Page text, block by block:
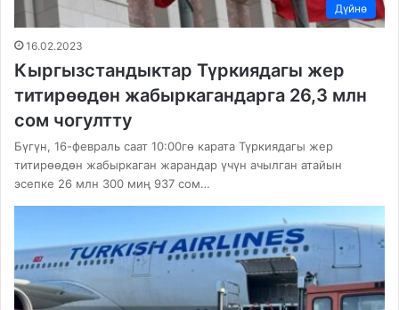
Дүйнө
16.02.2023
Кыргызстандыктар Түркиядагы жер
титирөөдөн жабыркагандарга 26,3 млн
сом чогултту
Бүгүн, 16-февраль саат 10:00гө карата Түркиядагы жер
титирөөдөн жабыркаган жарандар үчүн ачылган атайын
эсепке 26 млн 300 миң 937 сом…